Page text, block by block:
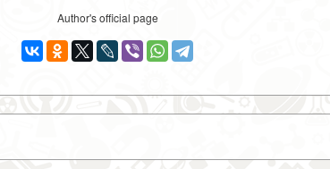
Author's official page